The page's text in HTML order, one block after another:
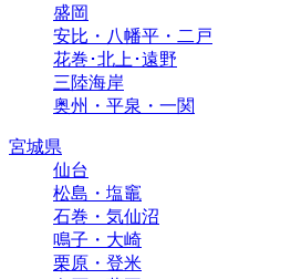
盛岡
安比・八幡平・二戸
花巻･北上･遠野
三陸海岸
奥州・平泉・一関
宮城県
仙台
松島・塩竈
石巻・気仙沼
鳴子・大崎
栗原・登米